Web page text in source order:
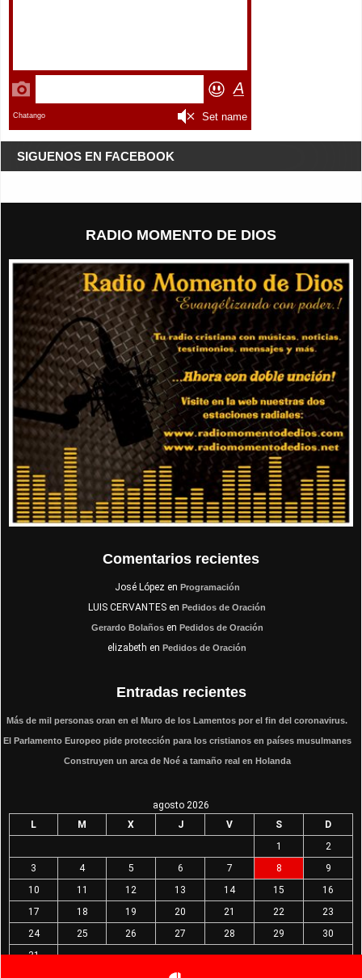
SIGUENOS EN FACEBOOK
RADIO MOMENTO DE DIOS
Comentarios recientes
José Lópezen Programación
LUIS CERVANTES en Pedidos de Oración
Gerardo Bolañosen Pedidos de Oración
elizabeth en Pedidos de Oración
Entradas recientes
Más de mil personas oran en el Muro de los Lamentos por el fin del coronavirus.
El Parlamento Europeo pide protección para los cristianos en países musulmanes
Construyen un arca de Noé a tamaño real en Holanda
agosto 2026
L
M X J V S
D
1
2
3
4 5 6 7 8
9
10
11 12 13 14 15
16
17
18 19 20 21 22
23
24
25 26 27 28 29
30
31